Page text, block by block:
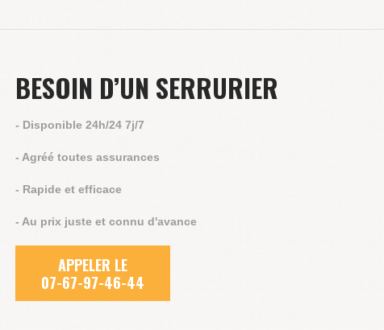
BESOIN D’UN SERRURIER
- Disponible 24h/24 7j/7
- Agréé toutes assurances
- Rapide et efficace
- Au prix juste et connu d'avance
APPELER LE
07-67-97-46-44